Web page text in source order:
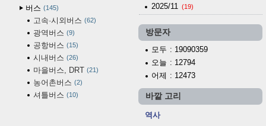
버스 145
고속·시외버스 62
광역버스 9
공항버스 15
시내버스 26
마을버스, DRT 21
농어촌버스 2
셔틀버스 10
2025/11 (19)
방문자
모두 : 19090359
오늘 : 12794
어제 : 12473
바깥 고리
역사